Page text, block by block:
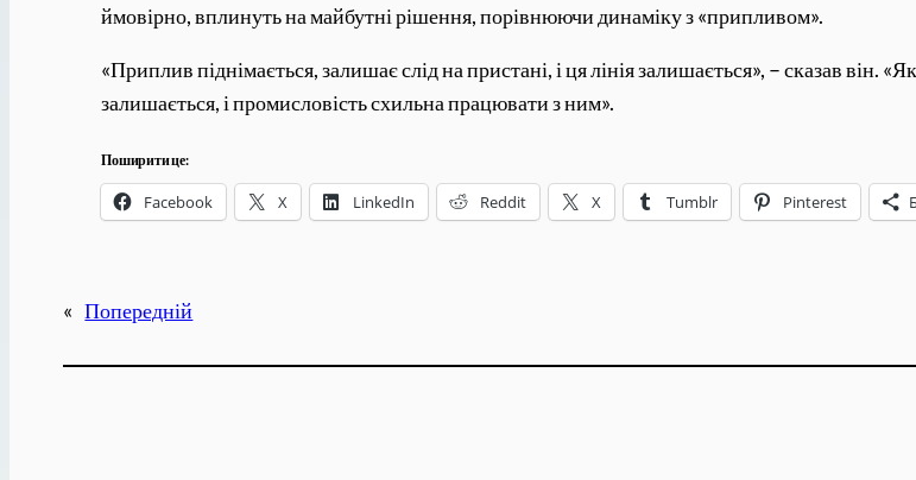
ймовірно, вплинуть на майбутні рішення, порівнюючи динаміку з «припливом».
«Приплив піднімається, залишає слід на пристані, і ця лінія залишається», – сказав
залишається, і промисловість схильна працювати з ним».
Поширити це:
Facebook X LinkedIn Reddit X Tumblr Pinterest
« Попередній